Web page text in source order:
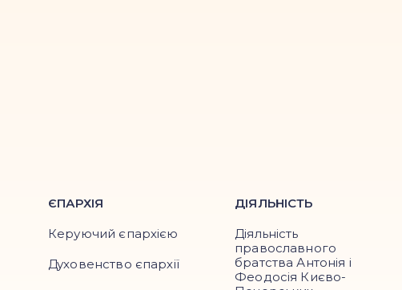
ЄПАРХІЯ
Керуючий єпархією
Духовенство єпархії
ДІЯЛЬНІСТЬ
Діяльність
православного
братства Антонія і
Феодосія Києво-